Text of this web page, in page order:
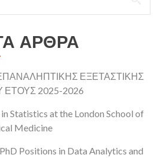
ΆΡΘΡΑ
ΕΞΕΤΑΣΤΙΚΗΣ
2025-2026
Statistics at the London School of
Medicine
Positions in Data Analytics and